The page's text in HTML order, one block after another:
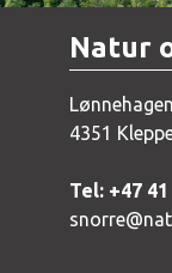
Natur
4351
Tel: +47